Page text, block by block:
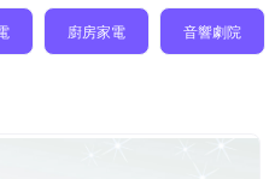
廚房家電 音響劇院